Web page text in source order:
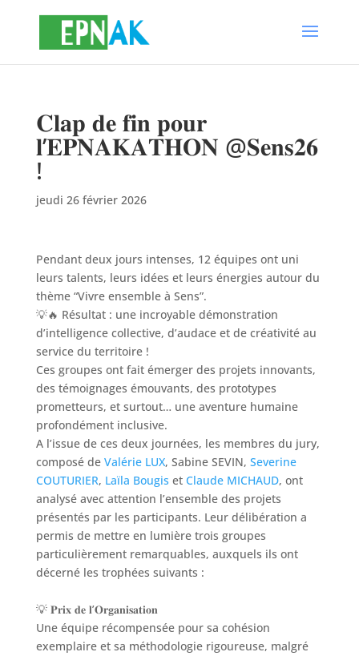
𝐂𝐥𝐚𝐩 𝐝𝐞 𝐟𝐢𝐧 𝐩𝐨𝐮𝐫
𝐥’𝐄𝐏𝐍𝐀𝐊𝐀𝐓𝐇𝐎𝐍 @𝐒𝐞𝐧𝐬𝟐𝟔
!
jeudi 26 février 2026
Pendant deux jours intenses, 12 équipes ont uni
leurs talents, leurs idées et leurs énergies autour du
thème “Vivre ensemble à Sens”.
💡🔥 Résultat : une incroyable démonstration
d’intelligence collective, d’audace et de créativité au
service du territoire !
Ces groupes ont fait émerger des projets innovants,
des témoignages émouvants, des prototypes
prometteurs, et surtout… une aventure humaine
profondément inclusive.
A l’issue de ces deux journées, les membres du jury,
composé de Valérie LUX, Sabine SEVIN, Severine
COUTURIER, Laïla Bougis et Claude MICHAUD, ont
analysé avec attention l’ensemble des projets
présentés par les participants. Leur délibération a
permis de mettre en lumière trois groupes
particulièrement remarquables, auxquels ils ont
décerné les trophées suivants :
💡 𝐏𝐫𝐢𝐱 𝐝𝐞 𝐥’𝐎𝐫𝐠𝐚𝐧𝐢𝐬𝐚𝐭𝐢𝐨𝐧
Une équipe récompensée pour sa cohésion
exemplaire et sa méthodologie rigoureuse, malgré